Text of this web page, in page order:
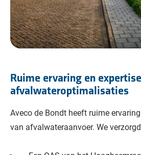
Ruime ervaring en
afvalwateroptimalisaties
Aveco de Bondt heeft ruime
van afvalwateraanvoer. We